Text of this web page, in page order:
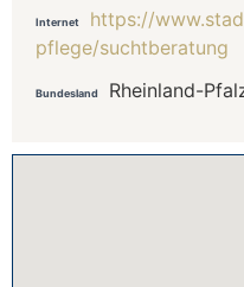
Internet
https://
pflege/suchtberatung
Bundesland Rheinland-